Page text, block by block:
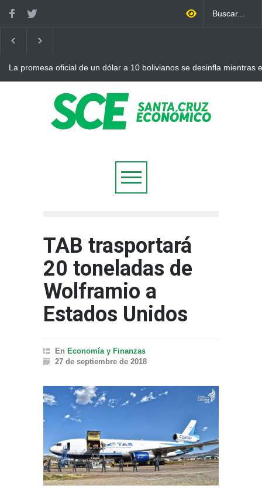
La promesa oficial de un dólar a 10 bolivianos se desinfla mientras
TAB trasportará
20 toneladas de
Wolframio a
Estados Unidos
En Economía y Finanzas
27 de septiembre de 2018